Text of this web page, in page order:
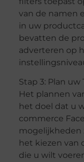
van de namen
in uw
bevatten de
adverteren op
Stap 3: Plan
Het plannen
het doel dat u
commerce
mogelijkheden
het kiezen van
die u wilt